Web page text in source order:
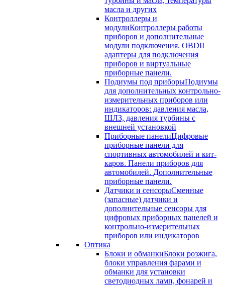
масла и других
Контроллеры и
модулиКонтроллеры работы
приборов и дополнительные
модули подключения. OBDII
адаптеры для подключения
приборов и виртуальные
приборные панели.
Подиумы под приборыПодиумы
для дополнительных контрольно-
измерительных приборов или
индикаторов: давления масла,
ШЛЗ, давления турбины с
внешней установкой
Приборные панелиЦифровые
приборные панели для
спортивных автомобилей и кит-
каров. Панели приборов для
автомобилей. Дополнительные
приборные панели.
Датчики и сенсорыСменные
(запасные) датчики и
дополнительные сенсоры для
цифровых приборных панелей и
контрольно-измерительных
приборов или индикаторов
Оптика
Блоки и обманкиБлоки розжига,
блоки управления фарами и
обманки для установки
светодиодных ламп, фонарей и